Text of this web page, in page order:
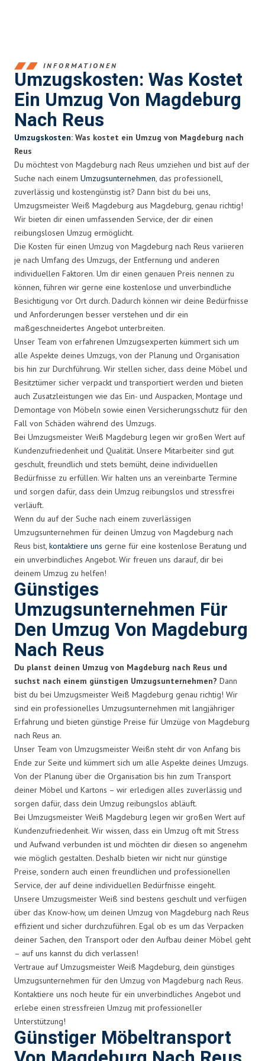
INFORMATIONEN
Umzugskosten: Was Kostet
Ein Umzug Von Magdeburg
Nach Reus
Umzugskosten: Was kostet ein Umzug von Magdeburg nach
Reus
Du möchtest von Magdeburg nach Reus umziehen und bist auf der
Suche nach einem Umzugsunternehmen, das professionell,
zuverlässig und kostengünstig ist? Dann bist du bei uns,
Umzugsmeister Weiß Magdeburg aus Magdeburg, genau richtig!
Wir bieten dir einen umfassenden Service, der dir einen
reibungslosen Umzug ermöglicht.
Die Kosten für einen Umzug von Magdeburg nach Reus variieren
je nach Umfang des Umzugs, der Entfernung und anderen
individuellen Faktoren. Um dir einen genauen Preis nennen zu
können, führen wir gerne eine kostenlose und unverbindliche
Besichtigung vor Ort durch. Dadurch können wir deine Bedürfnisse
und Anforderungen besser verstehen und dir ein
maßgeschneidertes Angebot unterbreiten.
Unser Team von erfahrenen Umzugsexperten kümmert sich um
alle Aspekte deines Umzugs, von der Planung und Organisation
bis hin zur Durchführung. Wir stellen sicher, dass deine Möbel und
Besitztümer sicher verpackt und transportiert werden und bieten
auch Zusatzleistungen wie das Ein- und Auspacken, Montage und
Demontage von Möbeln sowie einen Versicherungsschutz für den
Fall von Schäden während des Umzugs.
Bei Umzugsmeister Weiß Magdeburg legen wir großen Wert auf
Kundenzufriedenheit und Qualität. Unsere Mitarbeiter sind gut
geschult, freundlich und stets bemüht, deine individuellen
Bedürfnisse zu erfüllen. Wir halten uns an vereinbarte Termine
und sorgen dafür, dass dein Umzug reibungslos und stressfrei
verläuft.
Wenn du auf der Suche nach einem zuverlässigen
Umzugsunternehmen für deinen Umzug von Magdeburg nach
Reus bist, kontaktiere uns gerne für eine kostenlose Beratung und
ein unverbindliches Angebot. Wir freuen uns darauf, dir bei
deinem Umzug zu helfen!
Günstiges
Umzugsunternehmen Für
Den Umzug Von Magdeburg
Nach Reus
Du planst deinen Umzug von Magdeburg nach Reus und
suchst nach einem günstigen Umzugsunternehmen? Dann
bist du bei Umzugsmeister Weiß Magdeburg genau richtig! Wir
sind ein professionelles Umzugsunternehmen mit langjähriger
Erfahrung und bieten günstige Preise für Umzüge von Magdeburg
nach Reus an.
Unser Team von Umzugsmeister Weißn steht dir von Anfang bis
Ende zur Seite und kümmert sich um alle Aspekte deines Umzugs.
Von der Planung über die Organisation bis hin zum Transport
deiner Möbel und Kartons – wir erledigen alles zuverlässig und
sorgen dafür, dass dein Umzug reibungslos abläuft.
Bei Umzugsmeister Weiß Magdeburg legen wir großen Wert auf
Kundenzufriedenheit. Wir wissen, dass ein Umzug oft mit Stress
und Aufwand verbunden ist und möchten dir diesen so angenehm
wie möglich gestalten. Deshalb bieten wir nicht nur günstige
Preise, sondern auch einen freundlichen und professionellen
Service, der auf deine individuellen Bedürfnisse eingeht.
Unsere Umzugsmeister Weiß sind bestens geschult und verfügen
über das Know-how, um deinen Umzug von Magdeburg nach Reus
effizient und sicher durchzuführen. Egal ob es um das Verpacken
deiner Sachen, den Transport oder den Aufbau deiner Möbel geht
– auf uns kannst du dich verlassen!
Vertraue auf Umzugsmeister Weiß Magdeburg, dein günstiges
Umzugsunternehmen für den Umzug von Magdeburg nach Reus.
Kontaktiere uns noch heute für ein unverbindliches Angebot und
erlebe einen stressfreien Umzug mit professioneller
Unterstützung!
Günstiger Möbeltransport